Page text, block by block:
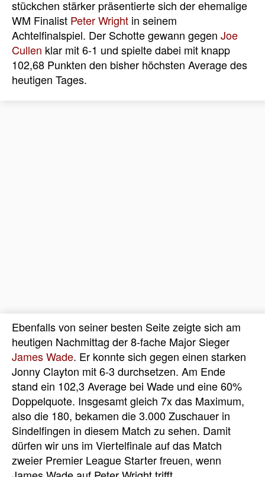
stückchen stärker präsentierte sich der ehemalige
WM Finalist Peter Wright in seinem
Achtelfinalspiel. Der Schotte gewann gegen Joe
Cullen klar mit 6-1 und spielte dabei mit knapp
102,68 Punkten den bisher höchsten Average des
heutigen Tages.
Ebenfalls von seiner besten Seite zeigte sich am
heutigen Nachmittag der 8-fache Major Sieger
James Wade. Er konnte sich gegen einen starken
Jonny Clayton mit 6-3 durchsetzen. Am Ende
stand ein 102,3 Average bei Wade und eine 60%
Doppelquote. Insgesamt gleich 7x das Maximum,
also die 180, bekamen die 3.000 Zuschauer in
Sindelfingen in diesem Match zu sehen. Damit
dürfen wir uns im Viertelfinale auf das Match
zweier Premier League Starter freuen, wenn